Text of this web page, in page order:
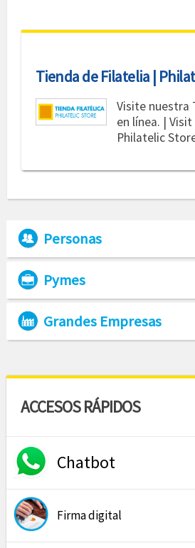
Tienda de Filatelia |
Visite nuestra
en línea. |
Philatelic
Personas
Pymes
Grandes Empresas
ACCESOS RÁPIDOS
Chatbot
Firma digital